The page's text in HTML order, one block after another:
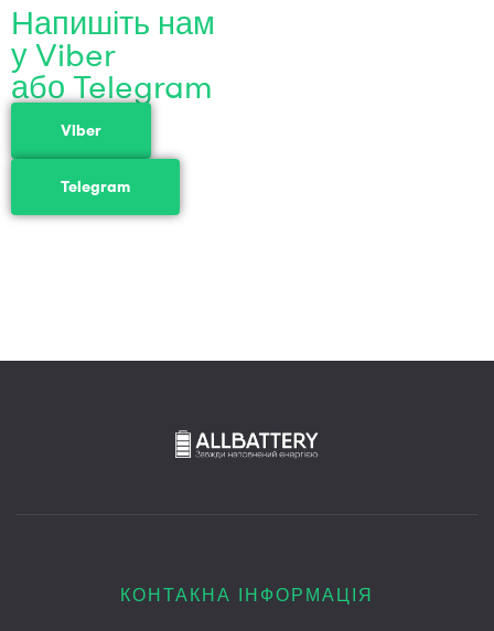
Напишіть нам
у Viber
або Telegram
Viber
Telegram
КОНТАКНА ІНФОРМАЦІЯ